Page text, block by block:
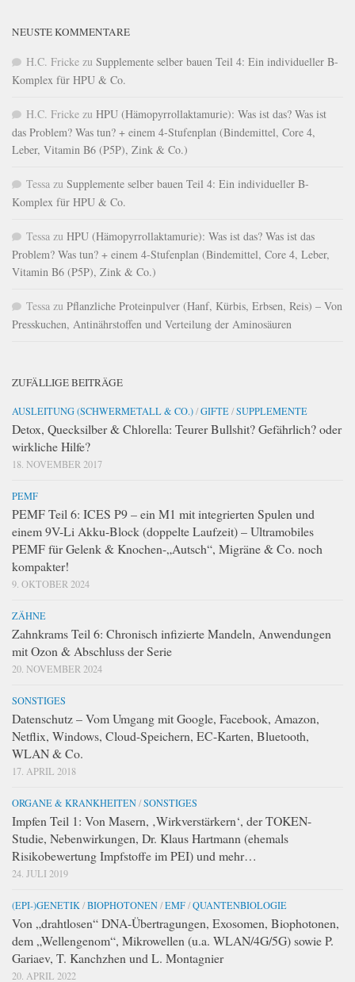
NEUSTE KOMMENTARE
H.C. Fricke zu Supplemente selber bauen Teil 4: Ein individueller B-
Komplex für HPU & Co.
H.C. Fricke zu HPU (Hämopyrrollaktamurie): Was ist das? Was ist
das Problem? Was tun? + einem 4-Stufenplan (Bindemittel, Core 4,
Leber, Vitamin B6 (P5P), Zink & Co.)
Tessa zu Supplemente selber bauen Teil 4: Ein individueller B-
Komplex für HPU & Co.
Tessa zu HPU (Hämopyrrollaktamurie): Was ist das? Was ist das
Problem? Was tun? + einem 4-Stufenplan (Bindemittel, Core 4, Leber,
Vitamin B6 (P5P), Zink & Co.)
Tessa zu Pflanzliche Proteinpulver (Hanf, Kürbis, Erbsen, Reis) – Von
Presskuchen, Antinährstoffen und Verteilung der Aminosäuren
ZUFÄLLIGE BEITRÄGE
AUSLEITUNG (SCHWERMETALL & CO.)/GIFTE/SUPPLEMENTE
Detox, Quecksilber & Chlorella: Teurer Bullshit? Gefährlich? oder
wirkliche Hilfe?
18. NOVEMBER 2017
PEMF
PEMF Teil 6: ICES P9 – ein M1 mit integrierten Spulen und
einem 9V-Li Akku-Block (doppelte Laufzeit) – Ultramobiles
PEMF für Gelenk & Knochen-„Autsch“, Migräne & Co. noch
kompakter!
9. OKTOBER 2024
ZÄHNE
Zahnkrams Teil 6: Chronisch infizierte Mandeln, Anwendungen
mit Ozon & Abschluss der Serie
20. NOVEMBER 2024
SONSTIGES
Datenschutz – Vom Umgang mit Google, Facebook, Amazon,
Netflix, Windows, Cloud-Speichern, EC-Karten, Bluetooth,
WLAN & Co.
17. APRIL 2018
ORGANE & KRANKHEITEN/SONSTIGES
Impfen Teil 1: Von Masern, ‚Wirkverstärkern‘, der TOKEN-
Studie, Nebenwirkungen, Dr. Klaus Hartmann (ehemals
Risikobewertung Impfstoffe im PEI) und mehr…
24. JULI 2019
(EPI-)GENETIK /BIOPHOTONEN/EMF/QUANTENBIOLOGIE
Von „drahtlosen“ DNA-Übertragungen, Exosomen, Biophotonen,
dem „Wellengenom“, Mikrowellen (u.a. WLAN/4G/5G) sowie P.
Gariaev, T. Kanchzhen und L. Montagnier
20. APRIL 2022